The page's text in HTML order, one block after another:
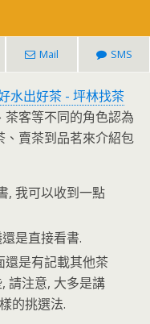
Mail SMS
水出好茶 - 坪林找茶
客等不同的角色認為
賣茶到品茗來介紹包
, 我可以收到一點
是直接看書.
還是有記載其他茶
請注意, 大多是講
的挑選法.